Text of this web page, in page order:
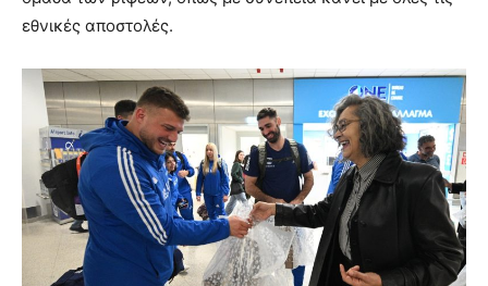
εθνικές αποστολές.